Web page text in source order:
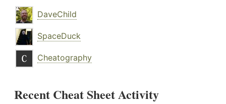
DaveChild
SpaceDuck
Cheatography
Recent Cheat Sheet Activity